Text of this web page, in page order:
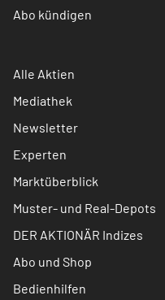
Abo kündigen
Alle Aktien
Mediathek
Newsletter
Experten
Marktüberblick
Muster- und Real-Depots
DER AKTIONÄR Indizes
Abo und Shop
Bedienhilfen